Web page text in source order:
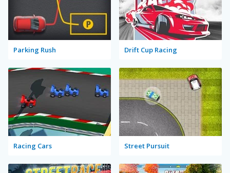
Parking Rush Drift Cup Racing
Racing Cars Street Pursuit